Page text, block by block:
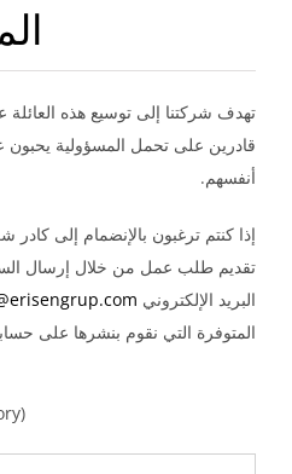
تهدف شركتنا إلى توسيع هذه
قادرين على تحمل المسؤولية يحبون
أنفسهم.
إذا كنتم ترغبون بالإنضمام إلى كادر
تقديم طلب عمل من خلال إرسال
البريد الإلكتروني
المتوفرة التي نقوم بنشرها على